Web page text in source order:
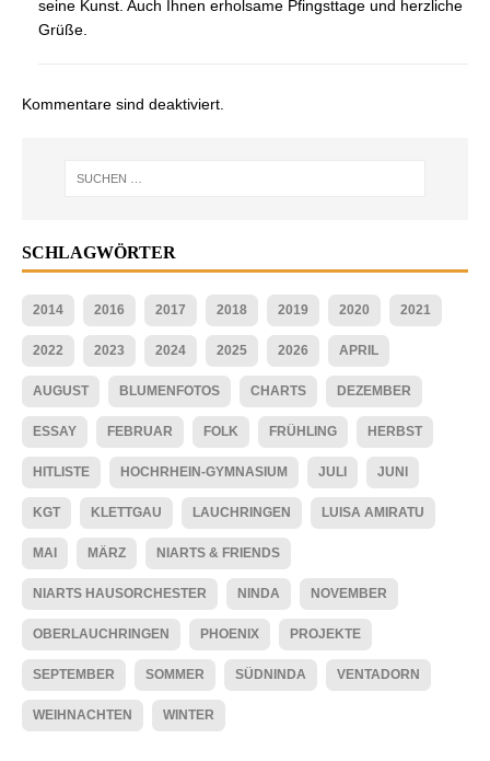
seine Kunst. Auch Ihnen erholsame Pfingsttage und herzliche
Grüße.
Kommentare sind deaktiviert.
SCHLAGWÖRTER
2014 2016 2017 2018 2019 2020 2021
2022 2023 2024 2025 2026 APRIL
AUGUST BLUMENFOTOS CHARTS DEZEMBER
ESSAY FEBRUAR FOLK FRÜHLING HERBST
HITLISTE HOCHRHEIN-GYMNASIUM JULI JUNI
KGT KLETTGAU LAUCHRINGEN LUISA AMIRATU
MAI MÄRZ NIARTS & FRIENDS
NIARTS HAUSORCHESTER NINDA NOVEMBER
OBERLAUCHRINGEN PHOENIX PROJEKTE
SEPTEMBER SOMMER SÜDNINDA VENTADORN
WEIHNACHTEN WINTER